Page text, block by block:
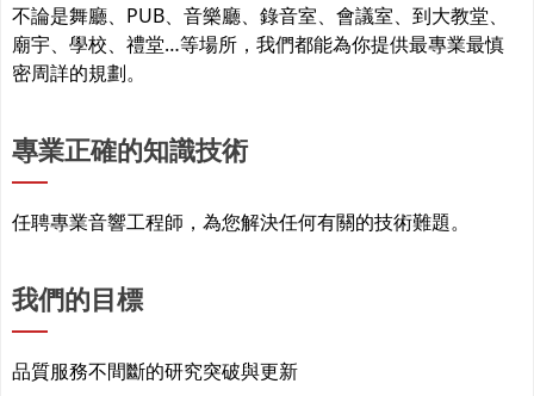
不論是舞廳、PUB、音樂廳、錄音室、會議室、到大教堂、
廟宇、學校、禮堂…等場所，我們都能為你提供最專業最慎
密周詳的規劃。
專業正確的知識技術
任聘專業音響工程師，為您解決任何有關的技術難題。
我們的目標
品質服務不間斷的研究突破與更新